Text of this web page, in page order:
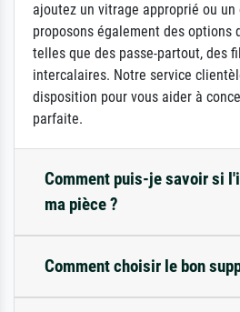
ajoutez un vitrage approprié ou un
proposons également des options
telles que des passe-partout, des
intercalaires. Notre service
disposition pour vous aider à
parfaite.
Comment puis-je savoir si
ma pièce ?
Comment choisir le bon